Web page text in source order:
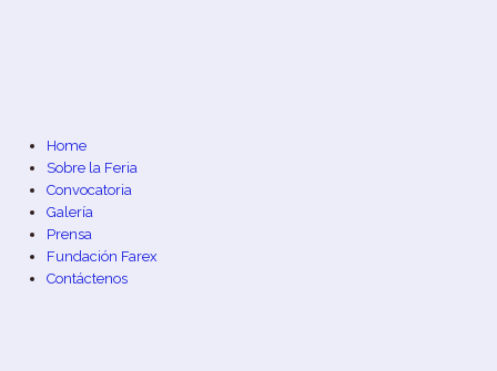
Home
Sobre la Feria
Convocatoria
Galería
Prensa
Fundación Farex
Contáctenos